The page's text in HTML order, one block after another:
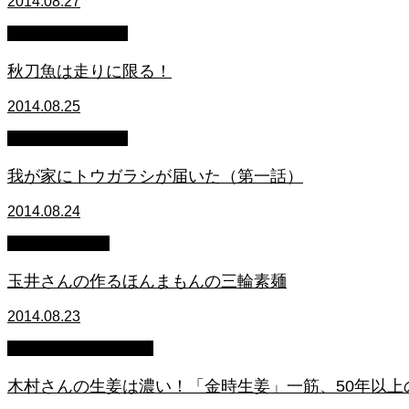
秋刀魚は走りに限る！
2014.08.25
我が家にトウガラシが届いた（第一話）
2014.08.24
玉井さんの作るほんまもんの三輪素麺
2014.08.23
木村さんの生姜は濃い！「金時生姜」一筋、50年以上